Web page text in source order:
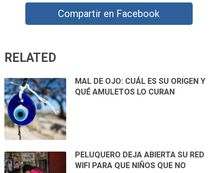
Compartir en Facebook
RELATED
MAL DE OJO: CUÁL ES SU ORIGEN Y
QUÉ AMULETOS LO CURAN
PELUQUERO DEJA ABIERTA SU RED
WIFI PARA QUE NIÑOS QUE NO